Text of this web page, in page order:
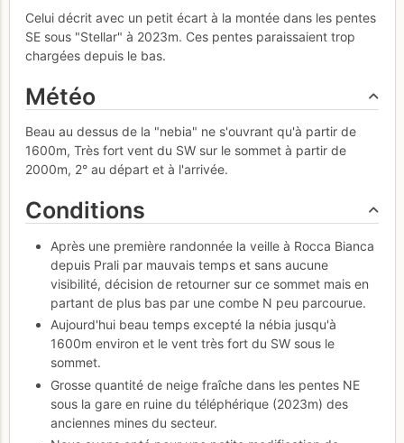
Celui décrit avec un petit écart à la montée dans les pentes
SE sous "Stellar" à 2023m. Ces pentes paraissaient trop
chargées depuis le bas.
Météo
Beau au dessus de la "nebia" ne s'ouvrant qu'à partir de
1600m, Très fort vent du SW sur le sommet à partir de
2000m, 2° au départ et à l'arrivée.
Conditions
Après une première randonnée la veille à Rocca Bianca
depuis Prali par mauvais temps et sans aucune
visibilité, décision de retourner sur ce sommet mais en
partant de plus bas par une combe N peu parcourue.
Aujourd'hui beau temps excepté la nébia jusqu'à
1600m environ et le vent très fort du SW sous le
sommet.
Grosse quantité de neige fraîche dans les pentes NE
sous la gare en ruine du téléphérique (2023m) des
anciennes mines du secteur.